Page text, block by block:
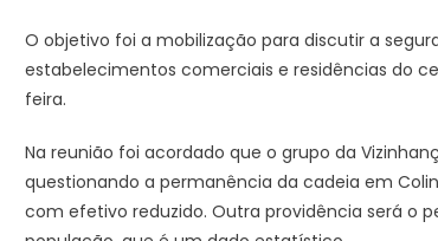
O objetivo foi a mobilização para discutir a
estabelecimentos comerciais e residências do
feira.
Na reunião foi acordado que o grupo da
questionando a permanência da cadeia em
com efetivo reduzido. Outra providência será o